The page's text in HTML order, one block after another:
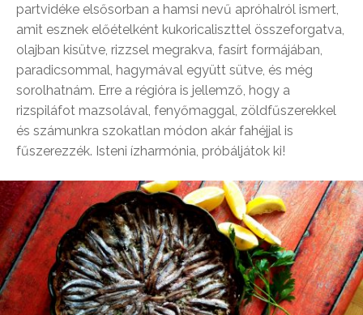
partvidéke elsősorban a hamsi nevű apróhalról ismert,
amit esznek előételként kukoricaliszttel összeforgatva,
olajban kisütve, rizzsel megrakva, fasírt formájában,
paradicsommal, hagymával együtt sütve, és még
sorolhatnám. Erre a régióra is jellemző, hogy a
rizspiláfot mazsolával, fenyőmaggal, zöldfűszerekkel
és számunkra szokatlan módon akár fahéjjal is
fűszerezzék. Isteni ízharmónia, próbáljátok ki!